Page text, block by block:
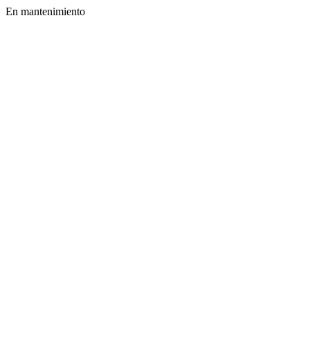
En mantenimiento